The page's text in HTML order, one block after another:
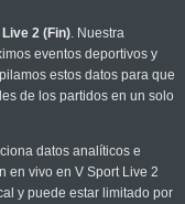
2 (Fin). Nuestra
eventos deportivos y
estos datos para que
de los partidos en un solo
datos analíticos e
en vivo en V Sport Live 2
y puede estar limitado por